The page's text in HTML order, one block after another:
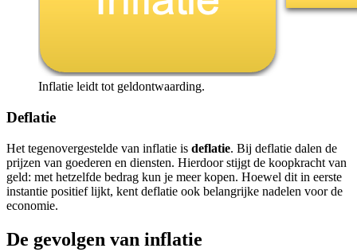
Inflatie leidt tot geldontwaarding.
Deflatie
Het tegenovergestelde van inflatie is deflatie. Bij deflatie dalen de
prijzen van goederen en diensten. Hierdoor stijgt de koopkracht van
geld: met hetzelfde bedrag kun je meer kopen. Hoewel dit in eerste
instantie positief lijkt, kent deflatie ook belangrijke nadelen voor de
economie.
De gevolgen van inflatie